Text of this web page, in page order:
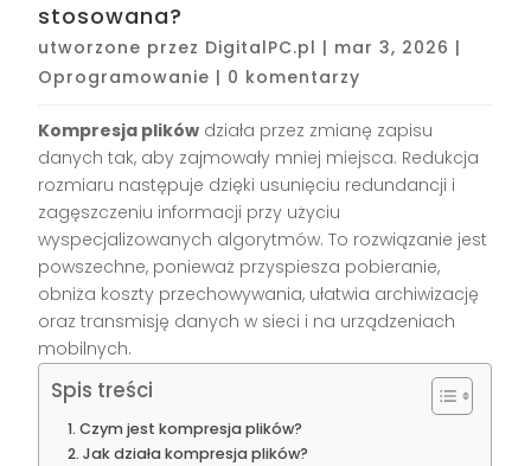
stosowana?
utworzone przez DigitalPC.pl | mar 3, 2026 |
Oprogramowanie | 0 komentarzy
Kompresja plików działa przez zmianę zapisu
danych tak, aby zajmowały mniej miejsca. Redukcja
rozmiaru następuje dzięki usunięciu redundancji i
zagęszczeniu informacji przy użyciu
wyspecjalizowanych algorytmów. To rozwiązanie jest
powszechne, ponieważ przyspiesza pobieranie,
obniża koszty przechowywania, ułatwia archiwizację
oraz transmisję danych w sieci i na urządzeniach
mobilnych.
Spis treści
Czym jest kompresja plików?
Jak działa kompresja plików?